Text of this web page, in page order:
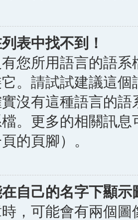
表中找不到！
您所用語言的語
。請試試建議這
沒有這種語言的
。更多的相關訊
的頁腳）。
自己的名字下顯示
，可能會有兩個